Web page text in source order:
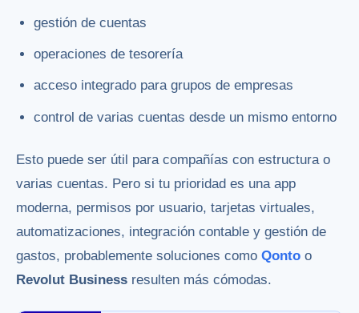
gestión de cuentas
operaciones de tesorería
acceso integrado para grupos de empresas
control de varias cuentas desde un mismo entorno
Esto puede ser útil para compañías con estructura o
varias cuentas. Pero si tu prioridad es una app
moderna, permisos por usuario, tarjetas virtuales,
automatizaciones, integración contable y gestión de
gastos, probablemente soluciones como Qonto o
Revolut Business resulten más cómodas.